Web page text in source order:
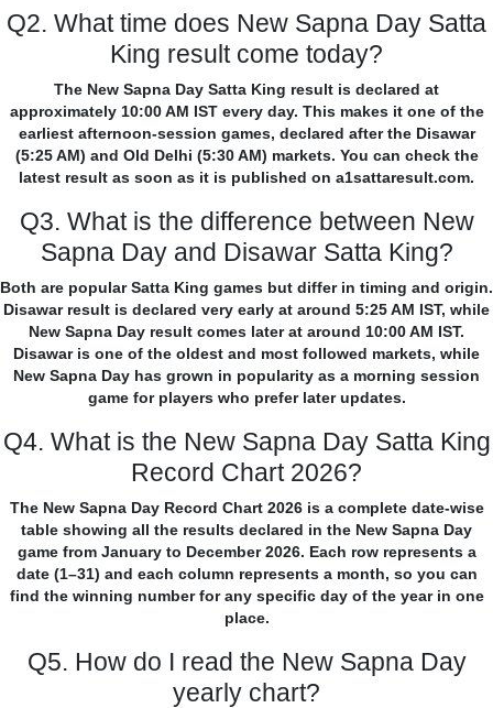
Q2. What time does New Sapna Day Satta
King result come today?
The New Sapna Day Satta King result is declared at
approximately 10:00 AM IST every day. This makes it one of the
earliest afternoon-session games, declared after the Disawar
(5:25 AM) and Old Delhi (5:30 AM) markets. You can check the
latest result as soon as it is published on a1sattaresult.com.
Q3. What is the difference between New
Sapna Day and Disawar Satta King?
Both are popular Satta King games but differ in timing and origin.
Disawar result is declared very early at around 5:25 AM IST, while
New Sapna Day result comes later at around 10:00 AM IST.
Disawar is one of the oldest and most followed markets, while
New Sapna Day has grown in popularity as a morning session
game for players who prefer later updates.
Q4. What is the New Sapna Day Satta King
Record Chart 2026?
The New Sapna Day Record Chart 2026 is a complete date-wise
table showing all the results declared in the New Sapna Day
game from January to December 2026. Each row represents a
date (1–31) and each column represents a month, so you can
find the winning number for any specific day of the year in one
place.
Q5. How do I read the New Sapna Day
yearly chart?